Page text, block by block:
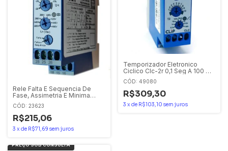
Rele Falta E Sequencia De
Fase, Assimetria E Minima
Tensao Sem Neutro
220v/480v Clpf-w
CÓD: 23623
R$215,06
3 x de R$71,69 sem juros
Temporizador Eletronico
Ciclico Clc-2r 0,1 Seg A 100 Hr
24-242 Vca/vcc
CÓD: 49080
R$309,30
3 x de R$103,10 sem juros